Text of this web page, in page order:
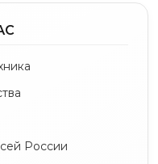
России